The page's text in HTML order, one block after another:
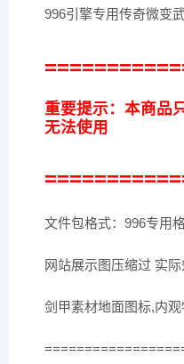
996引擎专用传奇微变
重要提示：本商品
无法使用
文件包格式：996专用
网站展示图压缩过 实
剑甲素材地面图标,内